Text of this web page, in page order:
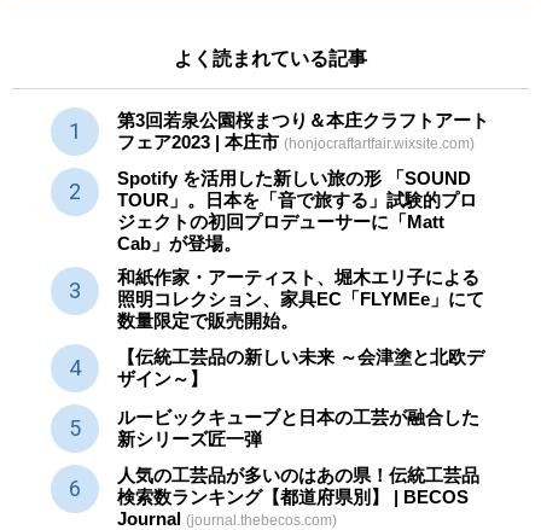
よく読まれている記事
第3回若泉公園桜まつり＆本庄クラフトアート
フェア2023 | 本庄市 (honjocraftartfair.wixsite.com)
Spotify を活用した新しい旅の形 「SOUND
TOUR」。日本を「音で旅する」試験的プロ
ジェクトの初回プロデューサーに「Matt
Cab」が登場。
和紙作家・アーティスト、堀木エリ子による
照明コレクション、家具EC「FLYMEe」にて
数量限定で販売開始。
【伝統工芸品の新しい未来 ～会津塗と北欧デ
ザイン～】
ルービックキューブと日本の工芸が融合した
新シリーズ匠一弾
人気の工芸品が多いのはあの県！伝統工芸品
検索数ランキング【都道府県別】 | BECOS
Journal (journal.thebecos.com)